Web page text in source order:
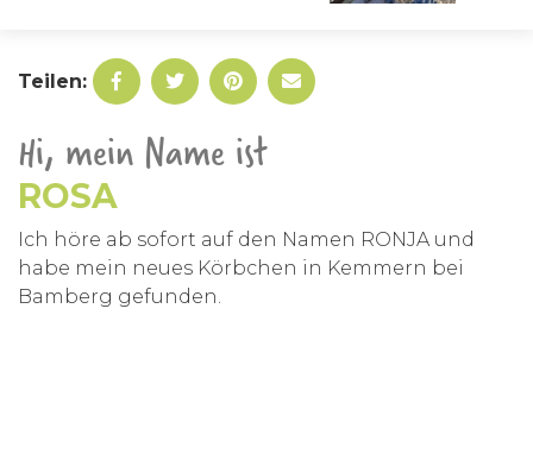
Teilen:
Hi, mein Name ist
ROSA
Ich höre ab sofort auf den Namen RONJA und
habe mein neues Körbchen in Kemmern bei
Bamberg gefunden.